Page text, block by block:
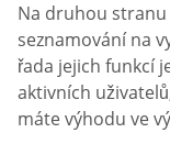
Na druhou
seznamování na
řada jejich funkcí
aktivních
máte výhodu ve